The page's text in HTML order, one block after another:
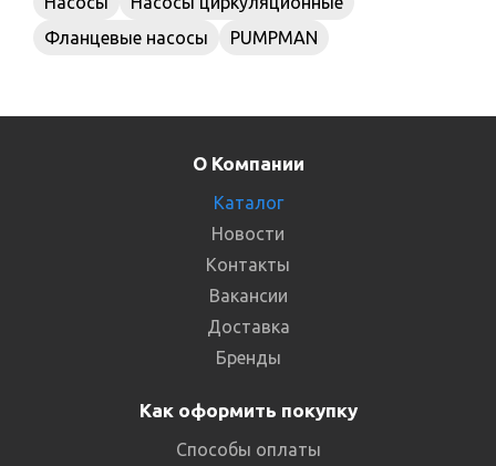
Фланцевые насосы
PUMPMAN
О Компании
Каталог
Новости
Контакты
Вакансии
Доставка
Бренды
Как оформить покупку
Способы оплаты